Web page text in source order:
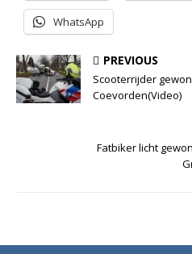
WhatsApp
PREVIOUS
Scooterrijder
Coevorden(Video)
Fatbiker licht